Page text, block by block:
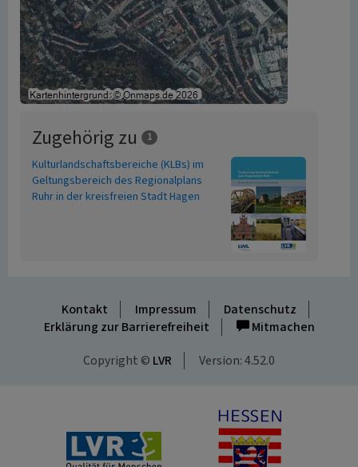
Zugehörig zu 1
Kulturlandschaftsbereiche (KLBs) im
Geltungsbereich des Regionalplans
Ruhr in der kreisfreien Stadt Hagen
Kontakt Impressum
Datenschutz
Erklärung zur Barrierefreiheit
Mitmachen
Copyright © LVR Version: 4.52.0